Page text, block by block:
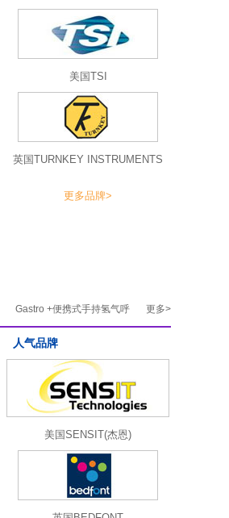
美国TSI
英国TURNKEY INSTRUMENTS
更多品牌>
更多>
Gastro +便携式手持氢气呼
人气品牌
美国SENSIT(杰恩)